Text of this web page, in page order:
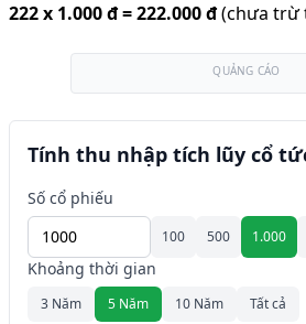
222x 1.000 đ=222.000 đ(chưa trừ
QUẢNG CÁO
Tính thu nhập tích lũy cổ
Số cổ phiếu
100 500 1.000
Khoảng thời gian
3 Năm 5 Năm 10 Năm Tất cả